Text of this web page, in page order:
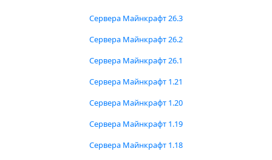
Сервера Майнкрафт 26.3
Сервера Майнкрафт 26.2
Сервера Майнкрафт 26.1
Сервера Майнкрафт 1.21
Сервера Майнкрафт 1.20
Сервера Майнкрафт 1.19
Сервера Майнкрафт 1.18